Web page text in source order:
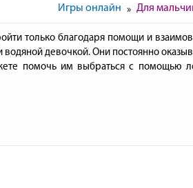
Игры онлайн » Для
только благодаря помощи и
девочкой. Они постоянно
помочь им выбраться с помощью